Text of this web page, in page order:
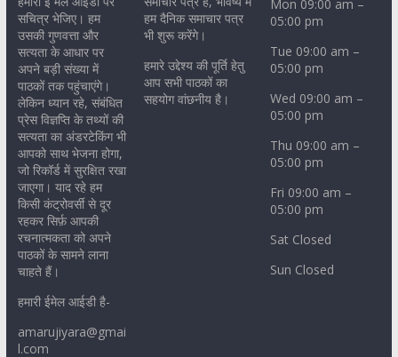
सचित्र भेजिए। हम
उसकी गुणवत्ता और
सत्यता के आधार पर
अपने बड़ी संख्या में
पाठकों तक पहुंचाएंगे।
लेकिन ध्यान रहे, संबंधित
प्रेस विज्ञप्ति के तथ्यों की
सत्यता का अंडरटेकिंग भी
आपको साथ भेजना होगा,
जो रिकॉर्ड में सुरक्षित रखा
जाएगा। याद रहे हम
किसी कंट्रोवर्सी से दूर
रहकर सिर्फ़ आपकी
रचनात्मकता को अपने
पाठकों के सामने लाना
चाहते हैं।
हमारी ईमेल आईडी है-
amarujiyara@gmai
l.com
हम दैनिक समाचार पत्र
भी शुरू करेंगे।
हमारे उद्देश्य की पूर्ति हेतु
आप सभी पाठकों का
सहयोग वांछनीय है।
Mon 09:00 am –
05:00 pm
Tue 09:00 am –
05:00 pm
Wed 09:00 am –
05:00 pm
Thu 09:00 am –
05:00 pm
Fri 09:00 am –
05:00 pm
Sat Closed
Sun Closed